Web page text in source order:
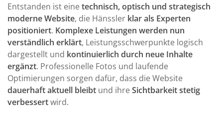
Seit vielen Jahren unser kompetenter Partner! Sei
es Website-Erstellung, Werbematerialien aller Art,
Weihnachtskarten oder unser Kundenmagazin,
das Team von sun concept ist immer an unserer
Seite. Wir bedanken uns ganz herzlich für die
langjährige gute Zusammenarbeit, die vielen
kreativen Ideen und auch die Geduld mit uns 🙂
Wir können sun concept nur weiter empfehlen!
Mehr anzeigen
Entstanden ist einetechnisch, optisch und strategisch
moderne Website, die Hänssler klar als Experten
positioniert. Komplexe Leistungen werden nun
verständlich erklärt, Leistungsschwerpunkte logisch
dargestellt und kontinuierlich durch neue Inhalte
ergänzt. Professionelle Fotos und laufende
Optimierungen sorgen dafür, dass die Website
dauerhaft aktuell bleibt und ihreSichtbarkeit stetig
verbessertwird.